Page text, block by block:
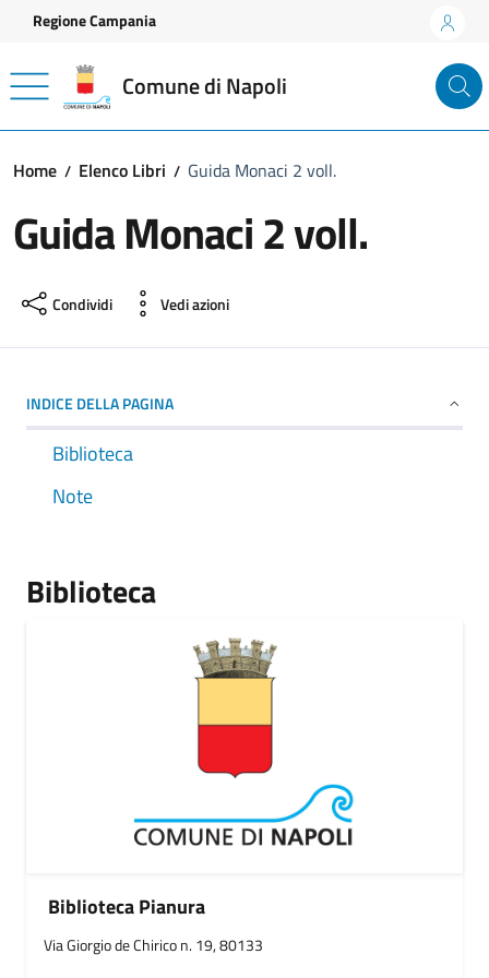
Vai ai contenuti
Vai al footer
Regione Campania
Comune di Napoli
Home Elenco Libri Guida Monaci 2 voll.
Guida Monaci 2 voll.
Condividi Vedi azioni
INDICE DELLA PAGINA
Biblioteca
Note
Biblioteca
Biblioteca Pianura
Via Giorgio de Chirico n. 19, 80133